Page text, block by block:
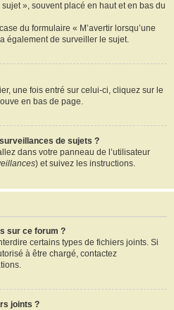
», souvent placé en haut et en bas du
du formulaire « M’avertir lorsqu’une
également de surveiller le sujet.
une fois entré sur celui-ci, cliquez sur le
en bas de page.
de sujets ?
dans votre panneau de l’utilisateur
) et suivez les instructions.
sur ce forum ?
certains types de fichiers joints. Si
à être chargé, contactez
joints ?